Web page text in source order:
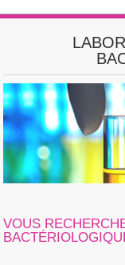
VOUS